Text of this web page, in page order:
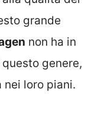
grande
non ha in
genere,
nei loro piani.